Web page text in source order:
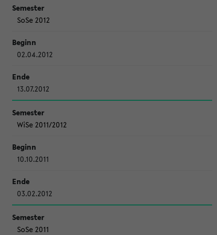
SoSe 2012
02.04.2012
13.07.2012
WiSe 2011/2012
10.10.2011
03.02.2012
SoSe 2011